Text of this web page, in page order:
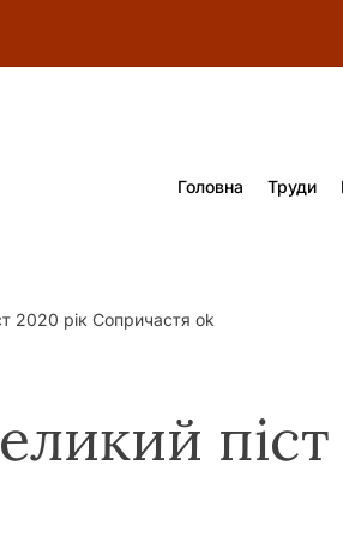
Головна Труди
2020 рік Сопричастя ok
піст